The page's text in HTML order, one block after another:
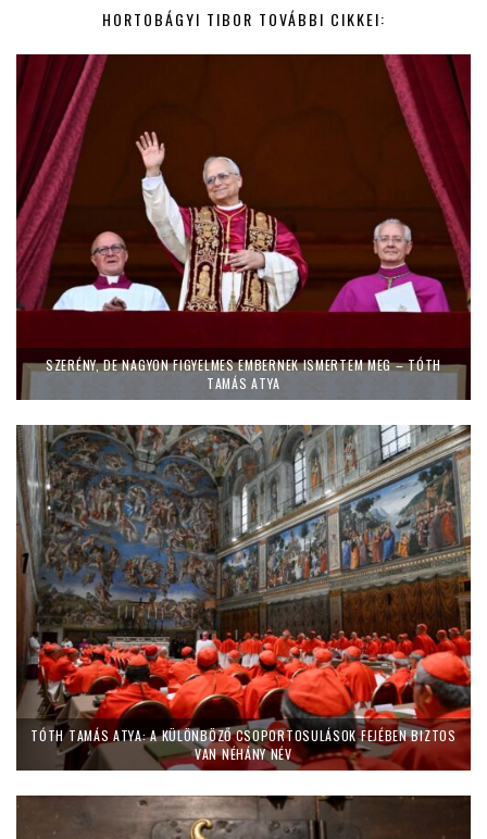
HORTOBÁGYI TIBOR TOVÁBBI CIKKEI:
SZERÉNY, DE NAGYON FIGYELMES EMBERNEK ISMERTEM MEG – TÓTH
TAMÁS ATYA
TÓTH TAMÁS ATYA: A KÜLÖNBÖZŐ CSOPORTOSULÁSOK FEJÉBEN BIZTOS
VAN NÉHÁNY NÉV